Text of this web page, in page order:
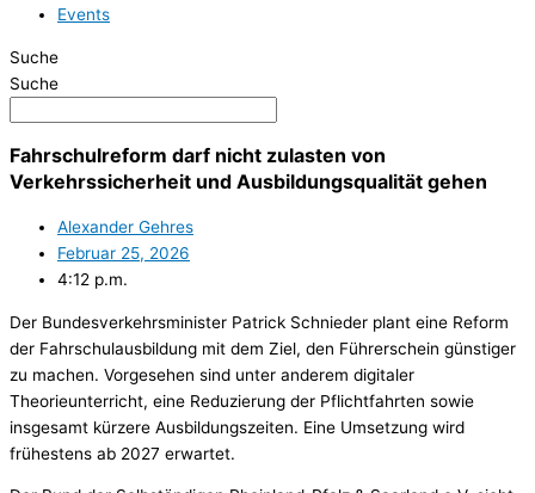
Events
Suche
Suche
Fahrschulreform darf nicht zulasten von
Verkehrssicherheit und Ausbildungsqualität gehen
Alexander Gehres
Februar 25, 2026
4:12 p.m.
Der Bundesverkehrsminister Patrick Schnieder plant eine Reform
der Fahrschulausbildung mit dem Ziel, den Führerschein günstiger
zu machen. Vorgesehen sind unter anderem digitaler
Theorieunterricht, eine Reduzierung der Pflichtfahrten sowie
insgesamt kürzere Ausbildungszeiten. Eine Umsetzung wird
frühestens ab 2027 erwartet.